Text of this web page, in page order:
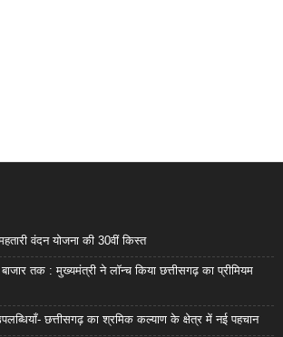
वंदन योजना की 30वीं किस्त
तक : मुख्यमंत्री ने लॉन्च किया छत्तीसगढ़ का प्रीमियम
छत्तीसगढ़ का श्रमिक कल्याण के क्षेत्र में नई पहचान